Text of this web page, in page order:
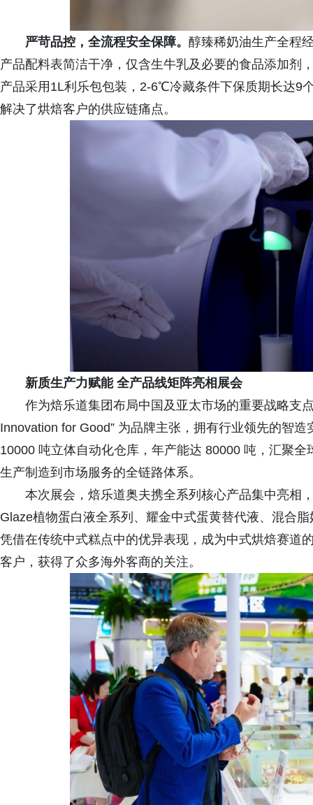
严苛品控，全流程安全保障。 醇臻稀奶油生产全程
产品配料表简洁干净，仅含生牛乳及必要的食品添加剂
产品采用1L利乐包包装，2-6℃冷藏条件下保质期长达9
解决了烘焙客户的供应链痛点。
新质生产力赋能 全产品线矩阵亮相展会
作为焙乐道集团布局中国及亚太市场的重要战略支
Innovation for Good” 为品牌主张，拥有行业领先的智
10000 吨立体自动化仓库，年产能达 80000 吨，汇聚
生产制造到市场服务的全链路体系。
本次展会，焙乐道奥夫携全系列核心产品集中亮相
Glaze植物蛋白液全系列、耀金中式蛋黄替代液、混合
凭借在传统中式糕点中的优异表现，成为中式烘焙赛道
客户，获得了众多海外客商的关注。